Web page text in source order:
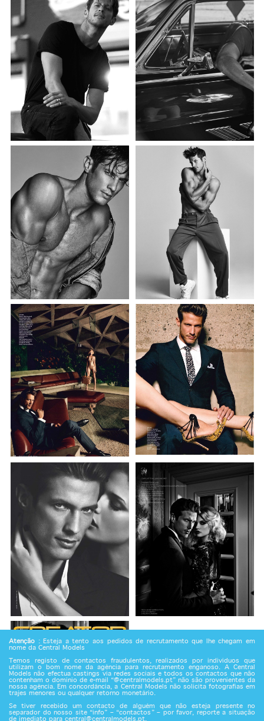
Atenção : Esteja a tento aos pedidos de recrutamento que lhe chegam em
nome da Central Models
Temos registo de contactos fraudulentos, realizados por indivíduos que
utilizam o bom nome da agência para recrutamento enganoso. A Central
Models não efectua castings via redes sociais e todos os contactos que não
contenham o domínio de e-mail “@centralmodels.pt” não são provenientes da
nossa agência. Em concordância, a Central Models não solicita fotografias em
trajes menores ou qualquer retorno monetário.
Se tiver recebido um contacto de alguém que não esteja presente no
separador do nosso site “info” – “contactos” – por favor, reporte a situação
de imediato para central@centralmodels.pt.